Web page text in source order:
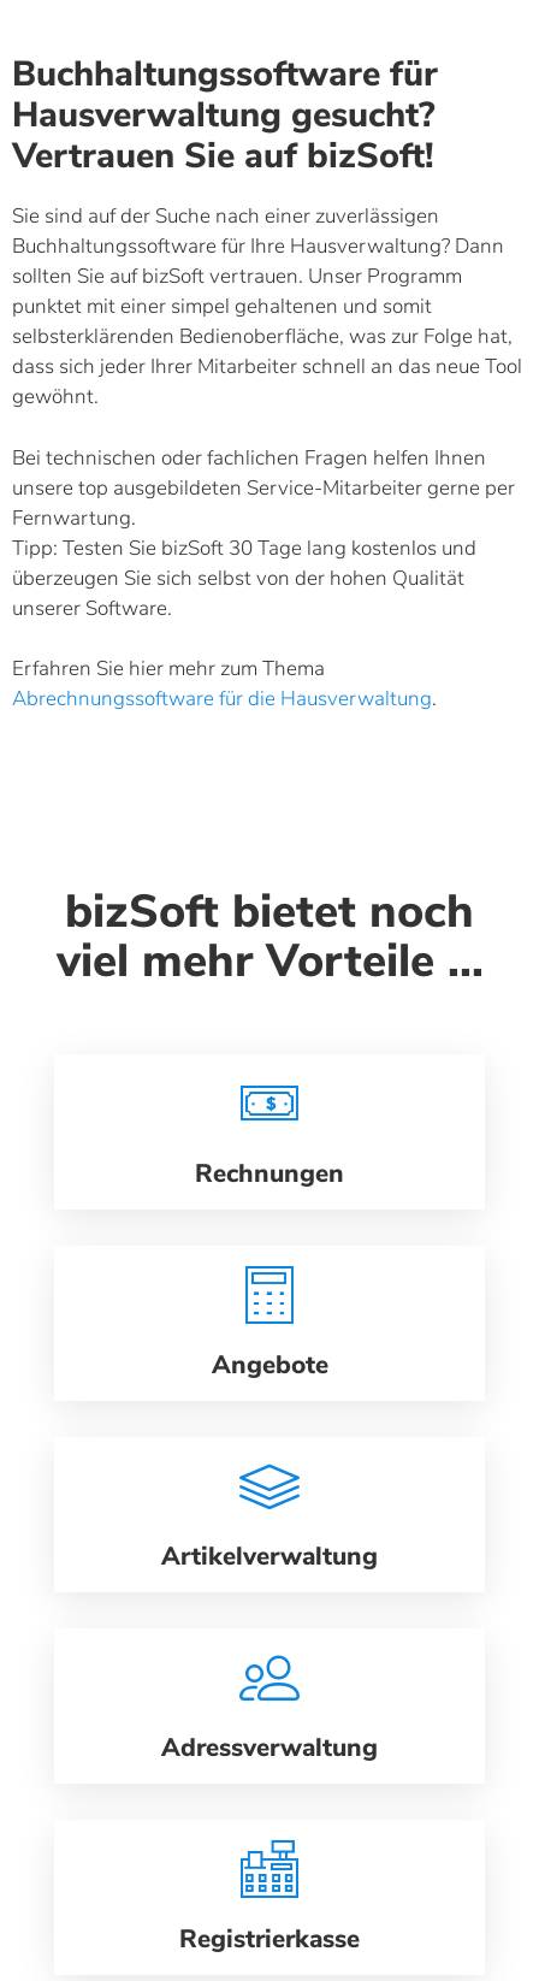
Buchhaltungssoftware für
Hausverwaltung gesucht?
Vertrauen Sie auf bizSoft!
Sie sind auf der Suche nach einer zuverlässigen
Buchhaltungssoftware für Ihre Hausverwaltung? Dann
sollten Sie auf bizSoft vertrauen. Unser Programm
punktet mit einer simpel gehaltenen und somit
selbsterklärenden Bedienoberfläche, was zur Folge hat,
dass sich jeder Ihrer Mitarbeiter schnell an das neue Tool
gewöhnt.
Bei technischen oder fachlichen Fragen helfen Ihnen
unsere top ausgebildeten Service-Mitarbeiter gerne per
Fernwartung.
Tipp: Testen Sie bizSoft 30 Tage lang kostenlos und
überzeugen Sie sich selbst von der hohen Qualität
unserer Software.
Erfahren Sie hier mehr zum Thema
Abrechnungssoftware für die Hausverwaltung.
bizSoft bietet noch
viel mehr Vorteile ...
Rechnungen
Angebote
Artikelverwaltung
Adressverwaltung
Registrierkasse